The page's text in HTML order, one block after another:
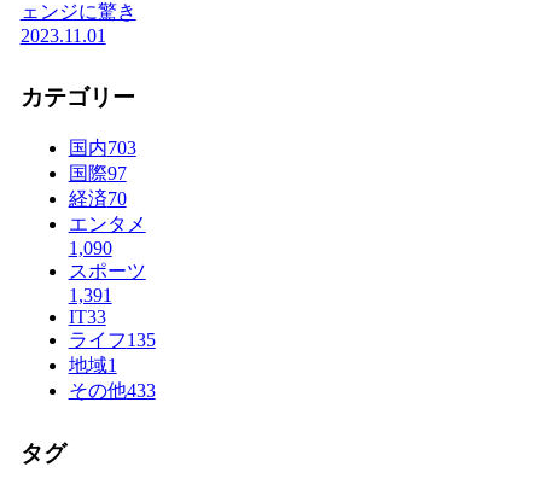
ェンジに驚き
2023.11.01
カテゴリー
国内703
国際97
経済70
エンタメ
1,090
スポーツ
1,391
IT33
ライフ135
地域1
その他433
タグ